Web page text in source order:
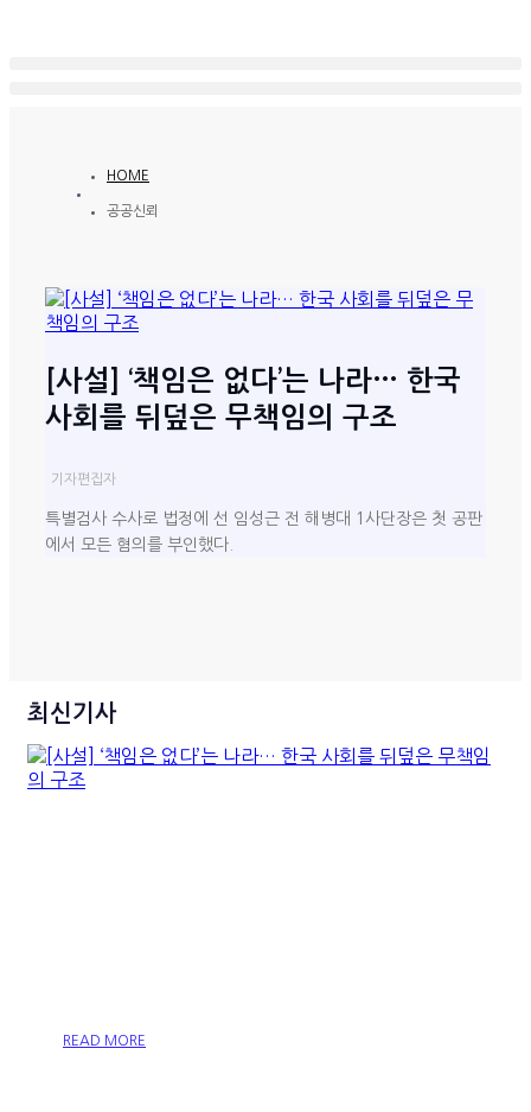
HOME
공공신뢰
[사설] ‘책임은 없다’는 나라… 한국
사회를 뒤덮은 무책임의 구조
기자편집자
특별검사 수사로 법정에 선 임성근 전 해병대 1사단장은 첫 공판
에서 모든 혐의를 부인했다.
최신기사
READ MORE